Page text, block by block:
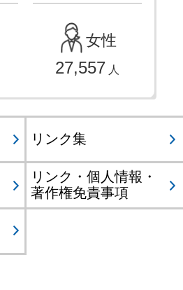
女性
27,557 人
リンク集
リンク・個人情報・
著作権免責事項